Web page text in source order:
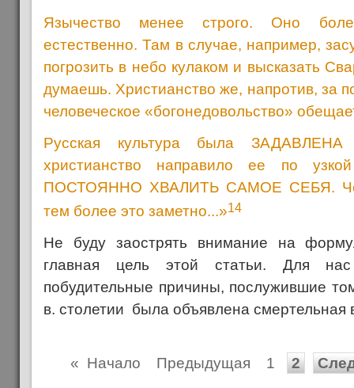
Язычество менее строго. Оно
естественно. Там в случае, например,
погрозить в небо кулаком и высказать
думаешь. Христианство же, напротив, за
человеческое «богонедовольство»
Русская культура была ЗАДАВЛЕНА
христианство направило ее по
ПОСТОЯННО ХВАЛИТЬ САМОЕ СЕБЯ.
тем более это заметно...»14
Не буду заострять внимание на
главная цель этой статьи. Для
побудительные причины, послужившие
в. столетии была объявлена смертельная
« Начало Предыдущая 1 2